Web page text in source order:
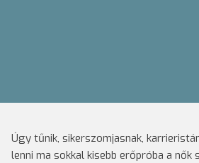
Úgy tűnik, sikerszomjasnak,
lenni ma sokkal kisebb erőpróba a nők